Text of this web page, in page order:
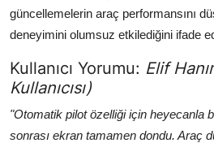
güncellemelerin araç performansını
deneyimini olumsuz etkilediğini ifade
Kullanıcı Yorumu: Elif
Kullanıcısı)
"Otomatik pilot özelliği için heyecanla
sonrası ekran tamamen dondu. Araç